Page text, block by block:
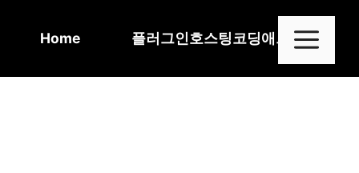
Home 플러그인호스팅코딩애드센스